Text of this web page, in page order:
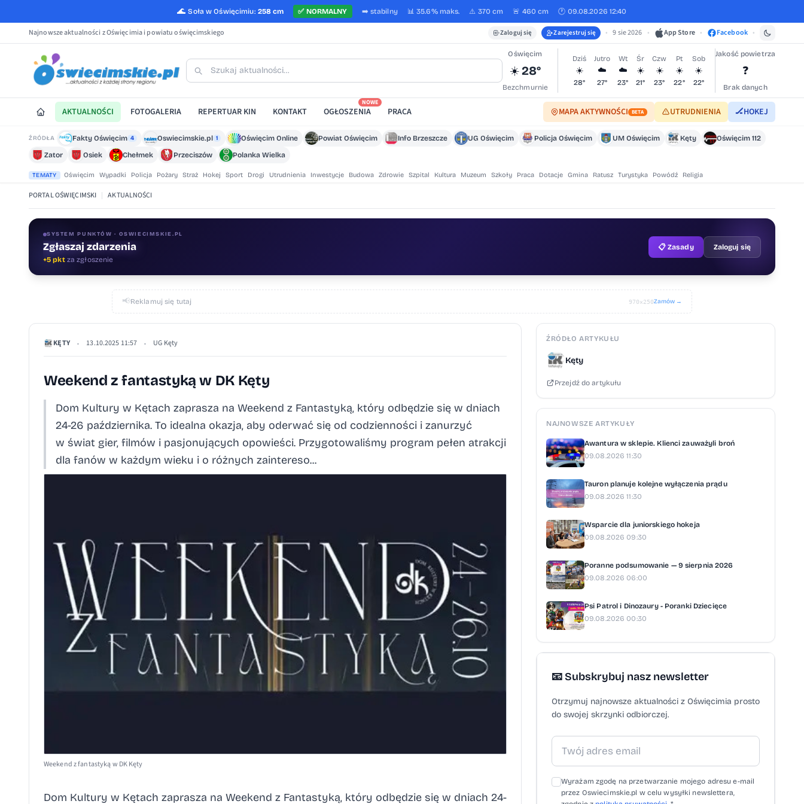
🌊 Soła w Oświęcimiu: 258 cm ✅ NORMALNY ➡️ stabilny 📊 35.6% maks. ⚠️ 370 cm 🚨 460 cm 🕐 09.08.2026 12:40
Najnowsze aktualności z Oświęcimia i powiatu oświęcimskiego Zaloguj się Zarejestruj się • 9 sie 2026 • App Store • Facebook •
Oświęcim
☀️28°
Bezchmurnie
Dziś
☀️
28°
Jutro
☁️
27°
Wt
☁️
23°
Śr
☀️
21°
Czw
☀️
23°
Pt
☀️
22°
Sob
☀️
22°
Jakość powietrza
❓
Brak danych
AKTUALNOŚCI FOTOGALERIA REPERTUAR KIN KONTAKT OGŁOSZENIA
NOWE
PRACA MAPA AKTYWNOŚCI BETA UTRUDNIENIA 🏒HOKEJ
ŹRÓDŁA Fakty Oświęcim 4 Oswiecimskie.pl 1 Oświęcim Online Powiat Oświęcim Info Brzeszcze UG Oświęcim Policja Oświęcim UM Oświęcim Kęty
Oświęcim 112
Zator
Osiek Chełmek Przeciszów Polanka Wielka
TEMATY Oświęcim Wypadki Policja Pożary Straż Hokej Sport Drogi Utrudnienia Inwestycje Budowa Zdrowie Szpital Kultura Muzeum Szkoły Praca Dotacje Gmina Ratusz Turystyka Powódź Religia
PORTAL OŚWIĘCIMSKI | AKTUALNOŚCI
SYSTEM PUNKTÓW · OSWIECIMSKIE.PL
Zgłaszaj zdarzenia
+5 pkt za zgłoszenie
Oceniaj treści
+1 pktza ocenę
📋 Zasady Zaloguj się
📢Reklamuj się tutaj 970×250Zamów →
KĘTY • 13.10.2025 11:57 • UG Kęty
Weekend z fantastyką w DK Kęty
Dom Kultury w Kętach zaprasza na Weekend z Fantastyką, który odbędzie się w dniach
24-26 października. To idealna okazja, aby oderwać się od codzienności i zanurzyć
w świat gier, filmów i pasjonujących opowieści. Przygotowaliśmy program pełen atrakcji
dla fanów w każdym wieku i o różnych zaintereso...
Weekend z fantastyką w DK Kęty
Dom Kultury w Kętach zaprasza na Weekend z Fantastyką, który odbędzie się w dniach 24-
ŹRÓDŁO ARTYKUŁU
Kęty
Przejdź do artykułu
NAJNOWSZE ARTYKUŁY
Awantura w sklepie. Klienci zauważyli broń
09.08.2026 11:30
Tauron planuje kolejne wyłączenia prądu
09.08.2026 11:30
Wsparcie dla juniorskiego hokeja
09.08.2026 09:30
Poranne podsumowanie — 9 sierpnia 2026
09.08.2026 06:00
Psi Patrol i Dinozaury - Poranki Dziecięce
09.08.2026 00:30
📧 Subskrybuj nasz newsletter
Otrzymuj najnowsze aktualności z Oświęcimia prosto
do swojej skrzynki odbiorczej.
Wyrażam zgodę na przetwarzanie mojego adresu e-mail
przez Oswiecimskie.pl w celu wysyłki newslettera,